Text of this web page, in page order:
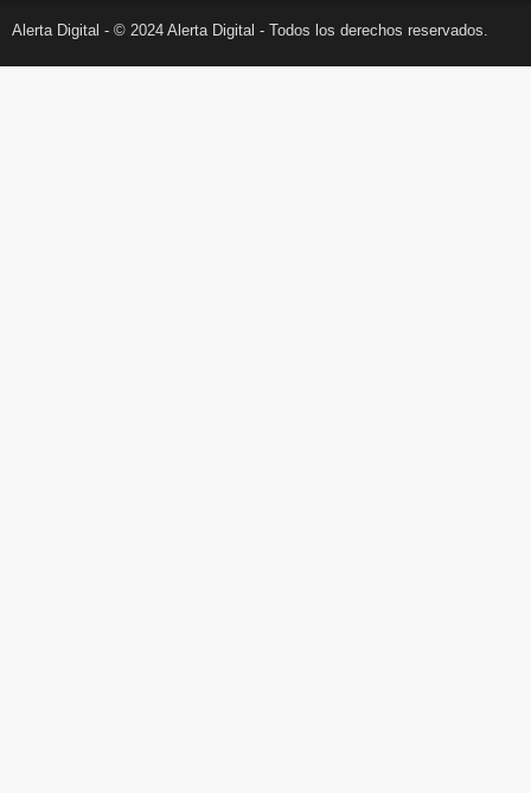
Alerta Digital - © 2024 Alerta Digital - Todos los derechos reservados.